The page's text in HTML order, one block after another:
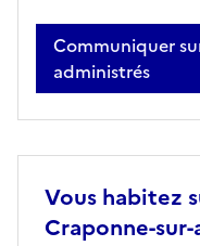
Communiquer
administrés
Vous habitez
Craponne-